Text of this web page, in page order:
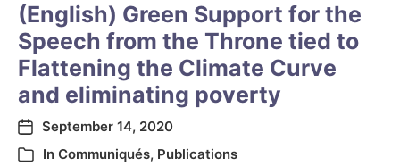
(English) Green Support for the
Speech from the Throne tied to
Flattening the Climate Curve
and eliminating poverty
September 14, 2020
In Communiqués, Publications